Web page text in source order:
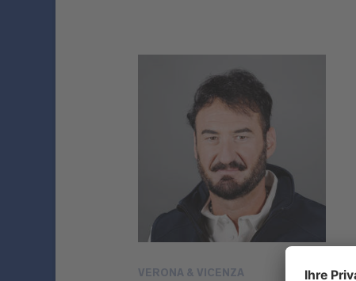
VERONA & VICENZA